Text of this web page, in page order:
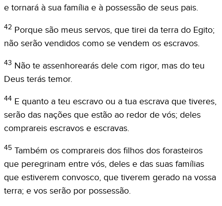
e tornará à sua família e à possessão de seus pais.
42 Porque são meus servos, que tirei da terra do Egito;
não serão vendidos como se vendem os escravos.
43 Não te assenhorearás dele com rigor, mas do teu
Deus terás temor.
44 E quanto a teu escravo ou a tua escrava que tiveres,
serão das nações que estão ao redor de vós; deles
comprareis escravos e escravas.
45 Também os comprareis dos filhos dos forasteiros
que peregrinam entre vós, deles e das suas famílias
que estiverem convosco, que tiverem gerado na vossa
terra; e vos serão por possessão.